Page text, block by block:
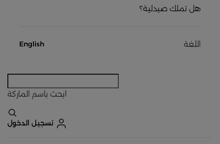
هل تملك صيدلية؟
اللغة English
ابحث باسم الماركة
تسجيل الدخول